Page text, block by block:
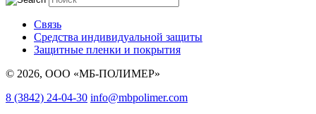
Связь
Средства индивидуальной защиты
Защитные пленки и покрытия
© 2026, ООО «МБ-ПОЛИМЕР»
8 (3842) 24-04-30 info@mbpolimer.com